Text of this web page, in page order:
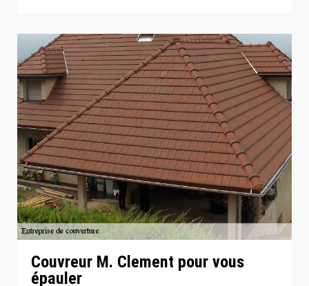
Couvreur M. Clement pour vous
épauler